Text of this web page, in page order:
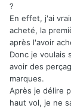
?
En effet, j'ai
acheté, la
après l'avoir
Donc je voulais
avoir des
marques.
Après je délire
haut vol, je ne